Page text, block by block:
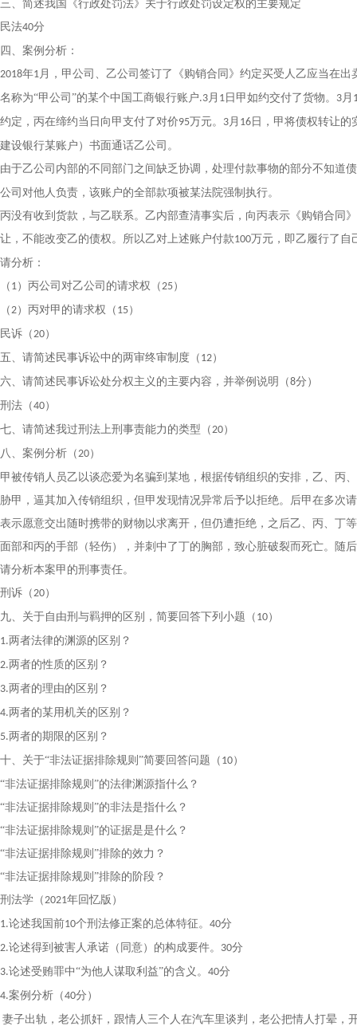
三、简述我国《行政处罚法》关于行政处罚设定权的主要规定
民法40分
四、案例分析：
2018年1月，甲公司、乙公司签订了《购销合同》约定买受人乙应当在出
名称为“甲公司”的某个中国工商银行账户.3月 1 日甲如约交付了货物。 3月
约定，丙在缔约当日向甲支付了对价95万元。 3月 16 日，甲将债权转让
建设银行某账户）书面通话乙公司。
由于乙公司内部的不同部门之间缺乏协调，处理付款事物的部分不知道
公司对他人负责，该账户的全部款项被某法院强制执行。
丙没有收到货款，与乙联系。乙内部查清事实后，向丙表示《购销合同
让，不能改变乙的债权。所以乙对上述账户付款100万元，即乙履行了自
请分析：
（ 1）丙公司对乙公司的请求权（25）
（2）丙对甲的请求权（ 15）
民诉（20）
五、请简述民事诉讼中的两审终审制度（ 12）
六、请简述民事诉讼处分权主义的主要内容，并举例说明（8分）
刑法（40）
七、请简述我过刑法上刑事责能力的类型（20）
八、案例分析（20）
甲被传销人员乙以谈恋爱为名骗到某地，根据传销组织的安排，乙、丙
胁甲，逼其加入传销组织，但甲发现情况异常后予以拒绝。后甲在多次
表示愿意交出随时携带的财物以求离开，但仍遭拒绝，之后乙、丙、丁
面部和丙的手部（轻伤），并刺中了丁的胸部，致心脏破裂而死亡。随
请分析本案甲的刑事责任。
刑诉（20）
九、关于自由刑与羁押的区别，简要回答下列小题（ 10）
1.两者法律的渊源的区别？
2.两者的性质的区别？
3.两者的理由的区别？
4.两者的某用机关的区别？
5.两者的期限的区别？
十、关于“非法证据排除规则”简要回答问题（ 10）
“非法证据排除规则”的法律渊源指什么？
“非法证据排除规则”的非法是指什么？
“非法证据排除规则”的证据是是什么？
“非法证据排除规则”排除的效力？
“非法证据排除规则”排除的阶段？
刑法学（2021年回忆版）
1.论述我国前10个刑法修正案的总体特征。 40分
2.论述得到被害人承诺（同意）的构成要件。 30分
3.论述受贿罪中“为他人谋取利益”的含义。 40分
4.案例分析（40分）
妻子出轨，老公抓奸，跟情人三个人在汽车里谈判，老公把情人打晕